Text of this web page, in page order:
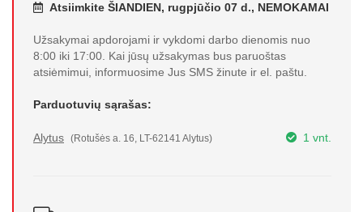
Atsiimkite ŠIANDIEN, rugpjūčio 07 d., NEMOKAMAI
Užsakymai apdorojami ir vykdomi darbo dienomis nuo
8:00 iki 17:00. Kai jūsų užsakymas bus paruoštas
atsiėmimui, informuosime Jus SMS žinute ir el. paštu.
Parduotuvių sąrašas:
Alytus (Rotušės a. 16, LT-62141 Alytus) 1 vnt.